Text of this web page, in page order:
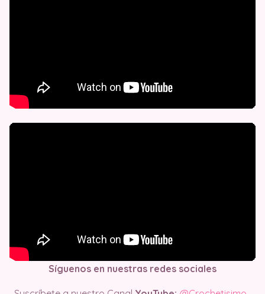
Síguenos en nuestras redes sociales